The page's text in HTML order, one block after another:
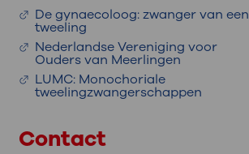
De gynaecoloog: zwanger van een
tweeling
Nederlandse Vereniging voor
Ouders van Meerlingen
LUMC: Monochoriale
tweelingzwangerschappen
Contact